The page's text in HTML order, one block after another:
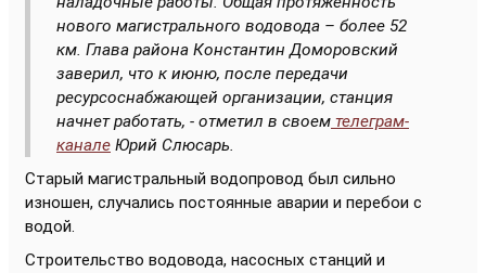
нового магистрального водовода – более 52
км. Глава района Константин Доморовский
заверил, что к июню, после передачи
ресурсоснабжающей организации, станция
начнет работать, - отметил в своем телеграм-
канале Юрий Слюсарь.
Старый магистральный водопровод был сильно
изношен, случались постоянные аварии и перебои с
водой.
Строительство водовода, насосных станций и